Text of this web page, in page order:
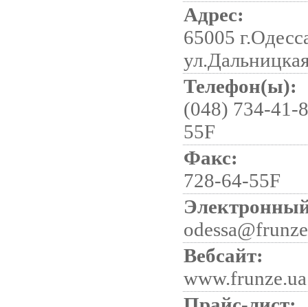
Адрес:
65005
Телефон(ы):
(048) 734-41-
55F
Факс:
728-64-55F
Вебсайт:
www.frunze.ua